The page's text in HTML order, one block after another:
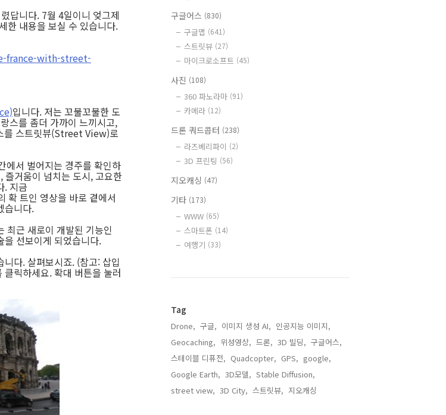
답니다. 7월 4일이니 엊그제
한 내용을 보실 수 있습니다.
france-with-street-
입니다. 저는 꼬불꼬불한 도
스를 좀더 가까이 느끼시고,
를 스트릿뷰(Street View)로
에서 벌어지는 경주를 확인하
즐거움이 넘치는 도시, 고요한
. 지금
확 트인 영상을 바로 곁에서
습니다.
최근 새로이 개발된 기능인
을 선보이게 되었습니다.
다. 살펴보시죠. (참고: 삽입
릭하세요. 확대 버튼을 눌러
구글어스 (830)
구글맵 (641)
스트릿뷰 (27)
마이크로소프트 (45)
사진 (108)
360 파노라마 (91)
카메라 (12)
드론 쿼드콥터 (238)
라즈베리파이 (2)
3D 프린팅 (56)
지오캐싱 (47)
기타 (173)
WWW (65)
스마트폰 (14)
여행기 (33)
Tag
Drone, 구글, 이미지 생성 AI, 인공지능 이미지,
Geocaching, 위성영상, 드론, 3D 빌딩, 구글어스,
스테이블 디퓨전, Quadcopter, GPS, google,
Google Earth, 3D모델, Stable Diffusion,
street view, 3D City, 스트릿뷰, 지오캐싱,